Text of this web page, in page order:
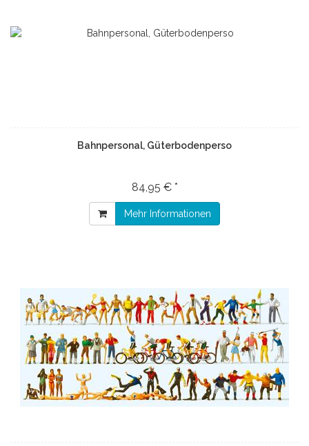
Bahnpersonal, Güterbodenperso
84,95 € *
Mehr Informationen